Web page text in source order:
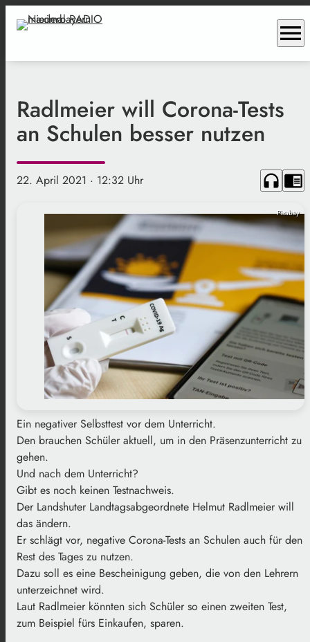
menu
Radlmeier will Corona-Tests
an Schulen besser nutzen
22. April 2021 · 12:32 Uhr headphones chrome_reader_mode
Pixabay
Ein negativer Selbsttest vor dem Unterricht.
Den brauchen Schüler aktuell, um in den Präsenzunterricht zu
gehen.
Und nach dem Unterricht?
Gibt es noch keinen Testnachweis.
Der Landshuter Landtagsabgeordnete Helmut Radlmeier will
das ändern.
Er schlägt vor, negative Corona-Tests an Schulen auch für den
Rest des Tages zu nutzen.
Dazu soll es eine Bescheinigung geben, die von den Lehrern
unterzeichnet wird.
Laut Radlmeier könnten sich Schüler so einen zweiten Test,
zum Beispiel fürs Einkaufen, sparen.